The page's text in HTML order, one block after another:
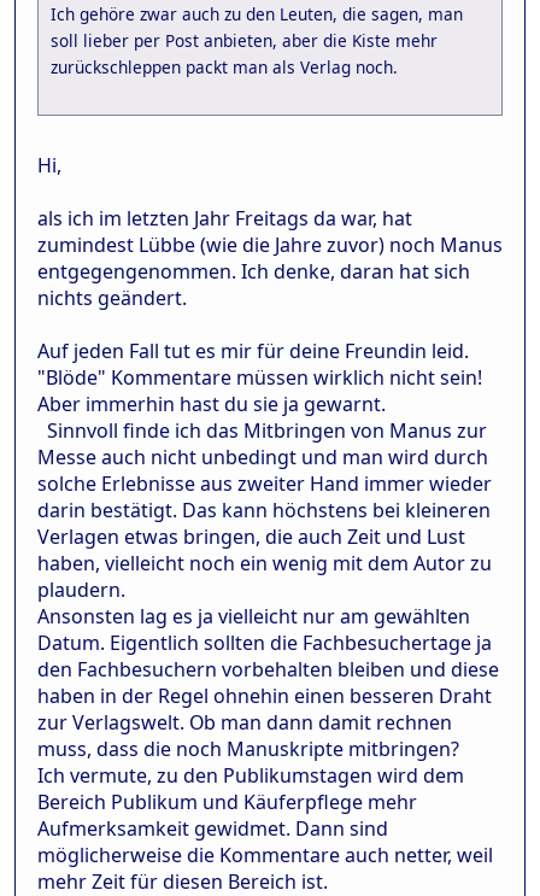
Ich gehöre zwar auch zu den Leuten, die sagen, man
soll lieber per Post anbieten, aber die Kiste mehr
zurückschleppen packt man als Verlag noch.
Hi,
als ich im letzten Jahr Freitags da war, hat
zumindest Lübbe (wie die Jahre zuvor) noch Manus
entgegengenommen. Ich denke, daran hat sich
nichts geändert.
Auf jeden Fall tut es mir für deine Freundin leid.
"Blöde" Kommentare müssen wirklich nicht sein!
Aber immerhin hast du sie ja gewarnt.
Sinnvoll finde ich das Mitbringen von Manus zur
Messe auch nicht unbedingt und man wird durch
solche Erlebnisse aus zweiter Hand immer wieder
darin bestätigt. Das kann höchstens bei kleineren
Verlagen etwas bringen, die auch Zeit und Lust
haben, vielleicht noch ein wenig mit dem Autor zu
plaudern.
Ansonsten lag es ja vielleicht nur am gewählten
Datum. Eigentlich sollten die Fachbesuchertage ja
den Fachbesuchern vorbehalten bleiben und diese
haben in der Regel ohnehin einen besseren Draht
zur Verlagswelt. Ob man dann damit rechnen
muss, dass die noch Manuskripte mitbringen?
Ich vermute, zu den Publikumstagen wird dem
Bereich Publikum und Käuferpflege mehr
Aufmerksamkeit gewidmet. Dann sind
möglicherweise die Kommentare auch netter, weil
mehr Zeit für diesen Bereich ist.